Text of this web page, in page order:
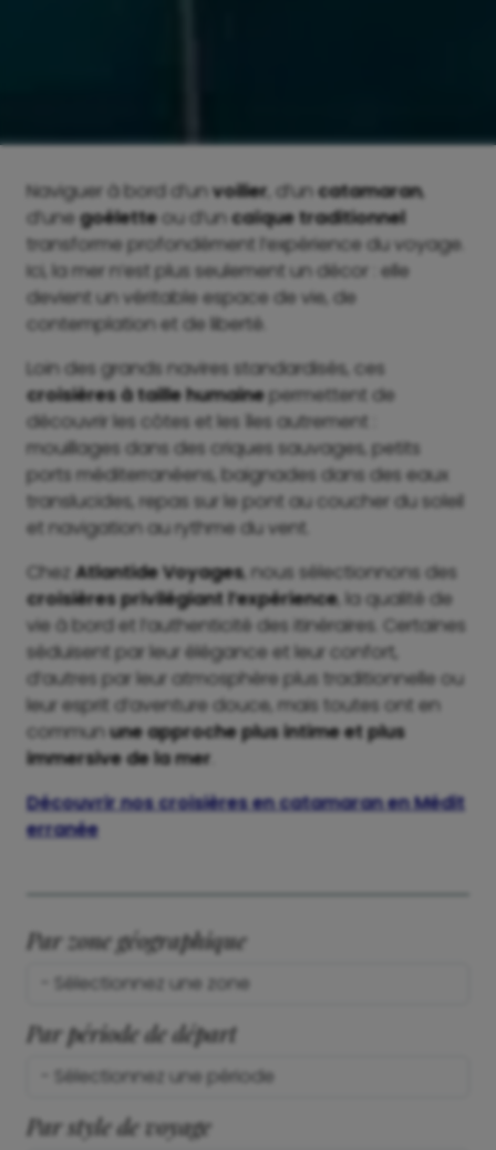
Naviguer à bord d’un voilier , d’un catamaran,
d’une goéletteou d’un caïque traditionnel
transforme profondément l’expérience du voyage.
Ici, la mer n’est plus seulement un décor : elle
devient un véritable espace de vie, de
contemplation et de liberté.
Loin des grands navires standardisés, ces
croisières à taille humainepermettent de
découvrir les côtes et les îles autrement :
mouillages dans des criques sauvages, petits
ports méditerranéens, baignades dans des eaux
translucides, repas sur le pont au coucher du soleil
et navigation au rythme du vent.
Chez Atlantide Voyages, nous sélectionnons des
croisières privilégiant l’expérience, la qualité de
vie à bord et l’authenticité des itinéraires. Certaines
séduisent par leur élégance et leur confort,
d’autres par leur atmosphère plus traditionnelle ou
leur esprit d’aventure douce, mais toutes ont en
communune approche plus intime et plus
immersive de la mer
Découvrir nos croisières en catamaran en Médit
erranée
Par zone géographique
Par période de départ
Par style de voyage